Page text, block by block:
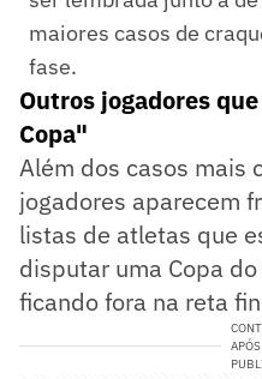
maiores casos de
fase.
Outros jogadores
Copa"
Além dos casos mais
jogadores aparecem
listas de atletas que
disputar uma Copa
ficando fora na reta